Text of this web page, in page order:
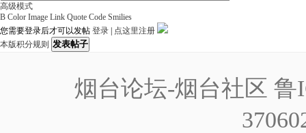
高级模式
B Color Image Link Quote Code Smilies
您需要登录后才可以发帖 登录
点这里注册
本版积分规则 发表帖子
烟台论坛-烟台社区 鲁